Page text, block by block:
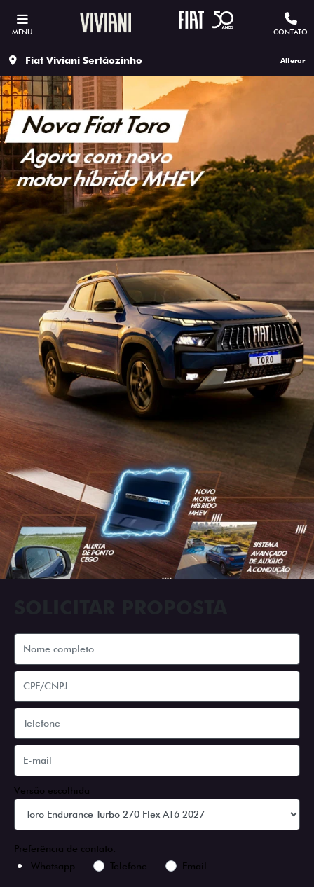
MENU CONTATO
Fiat Viviani Sertãozinho Alterar
Versão escolhida
Preferência de contato:
Whatsapp
Telefone Email